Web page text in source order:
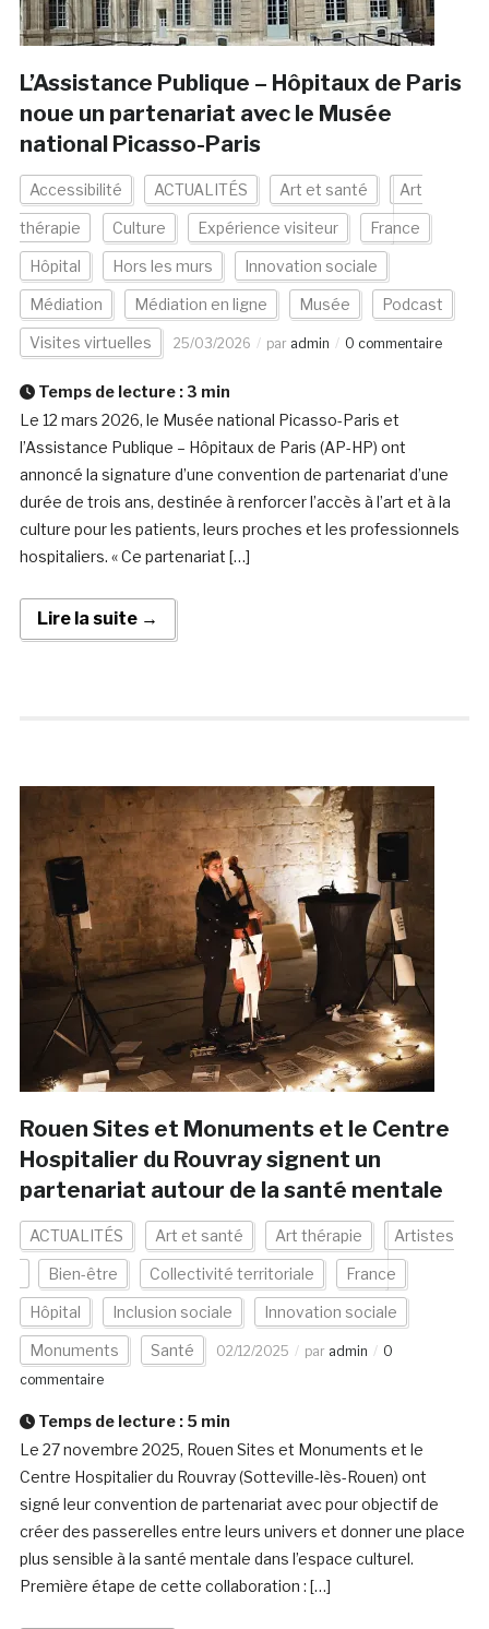
L’Assistance Publique – Hôpitaux de Paris
noue un partenariat avec le Musée
national Picasso-Paris
Accessibilité ACTUALITÉS Art et santé Art
thérapie Culture Expérience visiteur France
Hôpital Hors les murs Innovation sociale
Médiation Médiation en ligne Musée Podcast
Visites virtuelles 25/03/2026 par admin 0 commentaire
Temps de lecture : 3 min
Le 12 mars 2026, le Musée national Picasso-Paris et
l’Assistance Publique – Hôpitaux de Paris (AP-HP) ont
annoncé la signature d’une convention de partenariat d’une
durée de trois ans, destinée à renforcer l’accès à l’art et à la
culture pour les patients, leurs proches et les professionnels
hospitaliers. « Ce partenariat […]
Lire la suite →
Rouen Sites et Monuments et le Centre
Hospitalier du Rouvray signent un
partenariat autour de la santé mentale
ACTUALITÉS Art et santé Art thérapie Artistes
Bien-être Collectivité territoriale France
Hôpital Inclusion sociale Innovation sociale
Monuments Santé 02/12/2025 par admin
0
commentaire
Temps de lecture : 5 min
Le 27 novembre 2025, Rouen Sites et Monuments et le
Centre Hospitalier du Rouvray (Sotteville-lès-Rouen) ont
signé leur convention de partenariat avec pour objectif de
créer des passerelles entre leurs univers et donner une place
plus sensible à la santé mentale dans l’espace culturel.
Première étape de cette collaboration : […]